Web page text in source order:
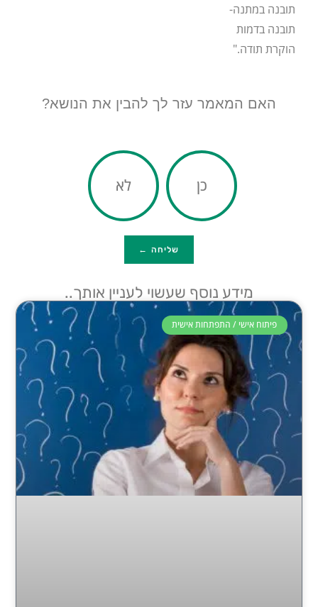
תובנה במתנה-
תובנה בדמות
הוקרת תודה."
האם המאמר עזר לך להבין את הנושא?
כן לא
שליחה ←
מידע נוסף שעשוי לעניין אותך..
פיתוח אישי / התפתחות אישית